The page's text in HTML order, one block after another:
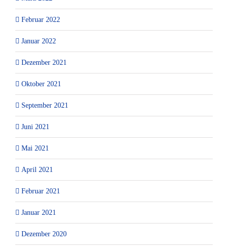
Februar 2022
Januar 2022
Dezember 2021
Oktober 2021
September 2021
Juni 2021
Mai 2021
April 2021
Februar 2021
Januar 2021
Dezember 2020